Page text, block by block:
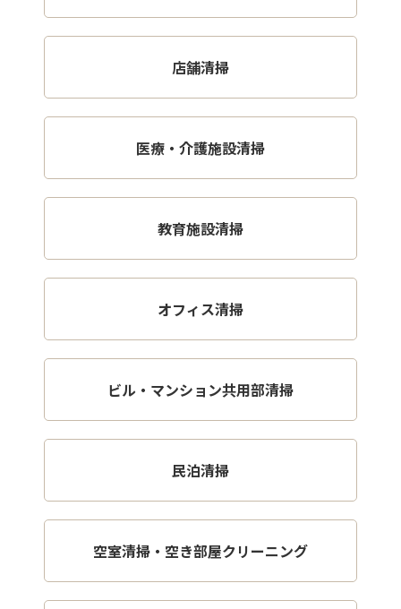
店舗清掃
医療・介護施設清掃
教育施設清掃
オフィス清掃
ビル・マンション共用部清掃
民泊清掃
空室清掃・空き部屋クリーニング